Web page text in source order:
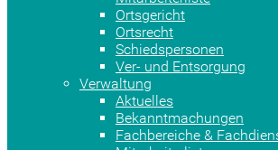
Ortsgericht
Ortsrecht
Schiedspersonen
Ver- und Entsorgung
Verwaltung
Aktuelles
Bekanntmachungen
Fachbereiche &